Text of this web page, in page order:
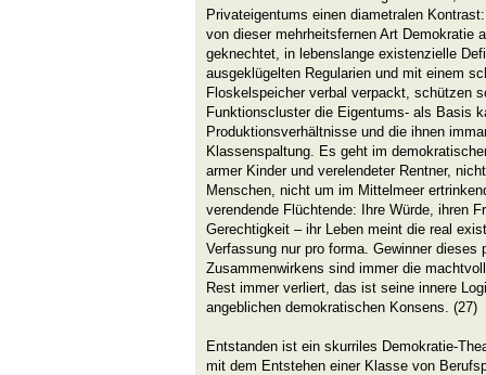
Privateigentums einen diametralen
von dieser mehrheitsfernen Art Demokratie
geknechtet, in lebenslange existenzielle
ausgeklügelten Regularien und mit einem
Floskelspeicher verbal verpackt, schützen
Funktionscluster die Eigentums- als Basis
Produktionsverhältnisse und die ihnen
Klassenspaltung. Es geht im
armer Kinder und verelendeter Rentner,
Menschen, nicht um im Mittelmeer
verendende Flüchtende: Ihre Würde, ihren
Gerechtigkeit – ihr Leben meint die real
Verfassung nur pro forma. Gewinner dieses
Zusammenwirkens sind immer die
Rest immer verliert, das ist seine innere
angeblichen demokratischen Konsens. (27)
Entstanden ist ein skurriles Demokratie-
mit dem Entstehen einer Klasse von